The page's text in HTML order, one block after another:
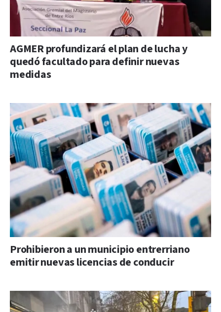
AGMER profundizará el plan de lucha y
quedó facultado para definir nuevas
medidas
Prohibieron a un municipio entrerriano
emitir nuevas licencias de conducir